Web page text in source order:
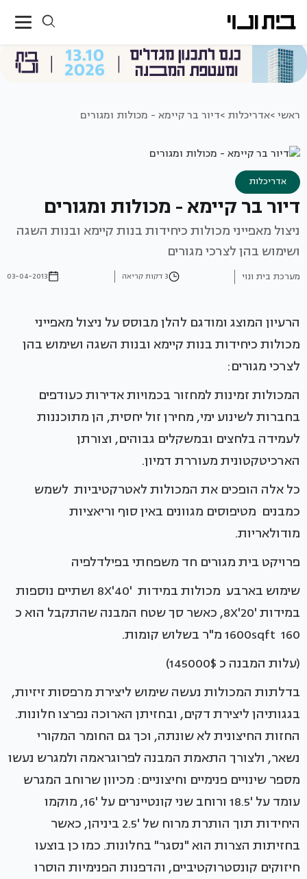
ראשי >אדריכלות >דיור בר קיימא - מכולות ומגורים
אדריכלות
דיור בר קיימא - מכולות ומגורים
ניצול מאפייני מכולות כיחידות בנות קיימא ובנות השגה
ושימוש בהן לצרכי מגורים
מערכת בית ונוי 3 דקות קריאה 03-04-2013
הרעיון המוצג ומודגם להלן מבוסס על ניצול מאפייני
מכולות כיחידות בנות קיימא ובנות השגה ושימוש בהן
לצרכי מגורים:
המכולות זמינות למחזור בכמויות אדירות כעודפים
בחברות לשינוע ימי, מחירן זול יחסית, הן מתוכננות
לעמידה בלחצים ובמשקלים גבוהים, וצורתן
הארכיטקטונית מעוררת דמיון.
כל אלה הופכים את המכולות לאטרקטיביות לשמש
כמבנים מטיפוסים מגוונים באין סוף וריאציות
מודולאריות.
פרויקט בית מגורים חד משפחתי בפילדלפיה
שימוש בארבע מכולות במידות '8X'40 ושתיים נוספות
במידות '8X'20, כאשר סך שטח המבנה שהתקבל הוא כ
1600sqft 160 מ"ר בשלוש קומות.
(עלות המבנה כ 145000$)
בדלתות המכולות נעשה שימוש ליצירת מרפסות זיזיות,
בגגותיהן ליצירת דקים, ובחזיתן הארוכה נפרצו חלונות.
החזות החיצונית לא שונתה, וכך גם החומר המקורי
נשאר, ולצורך התאמת המבנה לפרוגראמה ולמגרש נעשו
מספר שינויים פנימיים וחיצוניים: מכיוון שרוחב המגרש
עומד על '18.5 ורוחב שני קונטיינרים על '16, מוקמו
היחידות תוך הותרת מרוח של '2.5 ביניהן, כאשר
בחזיתות הצרות הוא "נסגר" בחלונות. כמו כן בוצעו
חיזוקים קונסטרוקטיביים, והדפנות הפנימיות הוסרו